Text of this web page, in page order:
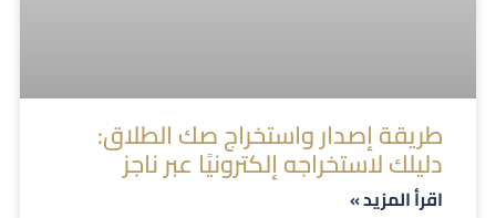
طريقة إصدار واستخراج صك الطلاق:
دليلك لاستخراجه إلكترونيًا عبر ناجز
اقرأ المزيد »